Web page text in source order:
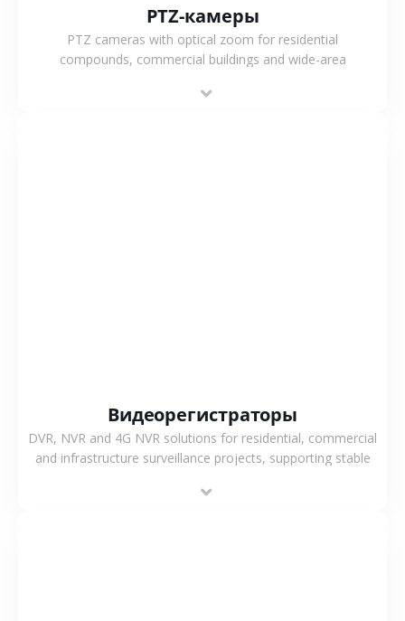
PTZ-камеры
PTZ cameras with optical zoom for residential
compounds, commercial buildings and wide-area
flexible coverage.
Видеорегистраторы
DVR, NVR and 4G NVR solutions for residential, commercial
and infrastructure surveillance projects, supporting stable